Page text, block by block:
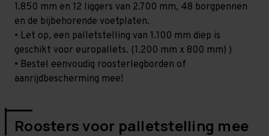
1.850 mm en 12 liggers van 2.700 mm, 48 borgpennen
en de bijbehorende voetplaten.
• Let op, een palletstelling van 1.100 mm diep is
geschikt voor europallets. (1.200 mm x 800 mm) )
• Bestel eenvoudig roosterlegborden of
aanrijdbescherming mee!
Roosters voor palletstelling mee